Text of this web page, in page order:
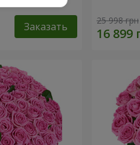
Заказать 25 998 грн